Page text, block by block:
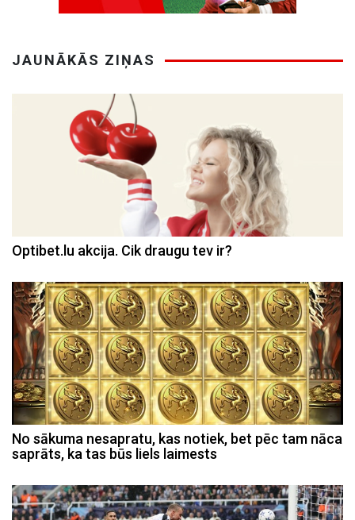
JAUNĀKĀS ZIŅAS
Optibet.lu akcija. Cik draugu tev ir?
No sākuma nesapratu, kas notiek, bet pēc tam nāca
saprāts, ka tas būs liels laimests